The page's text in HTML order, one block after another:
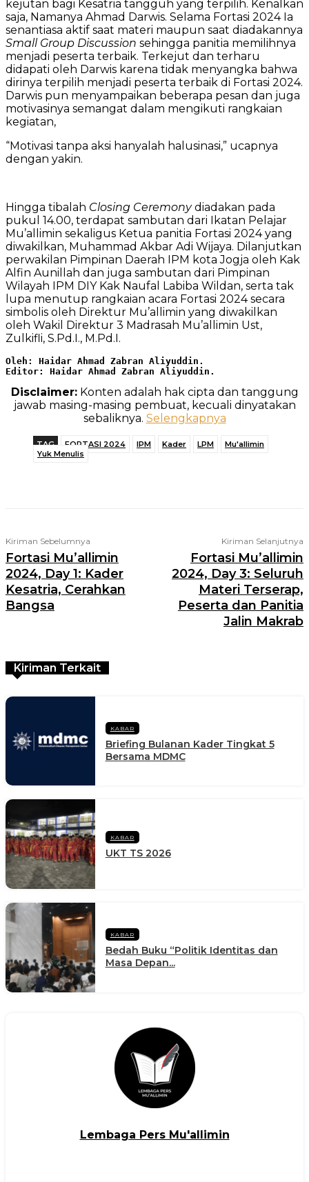
kejutan bagi Kesatria tangguh yang terpilih. Kenalkan
saja, Namanya Ahmad Darwis. Selama Fortasi 2024 Ia
senantiasa aktif saat materi maupun saat diadakannya
Small Group Discussion sehingga panitia memilihnya
menjadi peserta terbaik. Terkejut dan terharu
didapati oleh Darwis karena tidak menyangka bahwa
dirinya terpilih menjadi peserta terbaik di Fortasi 2024.
Darwis pun menyampaikan beberapa pesan dan juga
motivasinya semangat dalam mengikuti rangkaian
kegiatan,
“Motivasi tanpa aksi hanyalah halusinasi,” ucapnya
dengan yakin.
Hingga tibalah Closing Ceremonydiadakan pada
pukul 14.00, terdapat sambutan dari Ikatan Pelajar
Mu’allimin sekaligus Ketua panitia Fortasi 2024 yang
diwakilkan, Muhammad Akbar Adi Wijaya. Dilanjutkan
perwakilan Pimpinan Daerah IPM kota Jogja oleh Kak
Alfin Aunillah dan juga sambutan dari Pimpinan
Wilayah IPM DIY Kak Naufal Labiba Wildan, serta tak
lupa menutup rangkaian acara Fortasi 2024 secara
simbolis oleh Direktur Mu’allimin yang diwakilkan
oleh Wakil Direktur 3 Madrasah Mu’allimin Ust,
Zulkifli, S.Pd.I., M.Pd.I.
Oleh: Haidar Ahmad Zabran Aliyuddin.
Editor: Haidar Ahmad Zabran Aliyuddin.
Disclaimer:Konten adalah hak cipta dan tanggung
jawab masing-masing pembuat, kecuali dinyatakan
sebaliknya. Selengkapnya
TAG FORTASI 2024 IPM Kader LPM
Mu'allimin
Yuk Menulis
Kiriman Sebelumnya
Fortasi Mu’allimin
2024, Day 1: Kader
Kesatria, Cerahkan
Bangsa
Kiriman Selanjutnya
Fortasi Mu’allimin
2024, Day 3: Seluruh
Materi Terserap,
Peserta dan Panitia
Jalin Makrab
Kiriman Terkait
KABAR
Briefing Bulanan Kader Tingkat 5
Bersama MDMC
KABAR
UKT TS 2026
KABAR
Bedah Buku “Politik Identitas dan
Masa Depan...
Lembaga Pers Mu'allimin